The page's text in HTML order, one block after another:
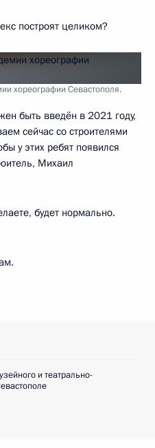
построят целиком?
хореографии Севастополя.
быть введён в 2021 году,
сейчас со строителями
у этих ребят появился
Михаил
будет нормально.
и театрально-